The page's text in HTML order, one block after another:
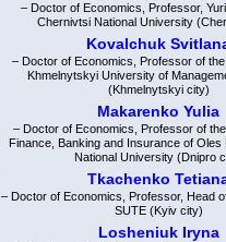
– Doctor of Economics, Professor,
Chernivtsi National University
Kovalchuk
– Doctor of Economics, Professor of
Khmelnytskyi University of
(Khmelnytskyi city)
Makarenko Yulia
– Doctor of Economics, Professor of
Finance, Banking and Insurance of Oles
National University (Dnipro
Tkachenko
– Doctor of Economics, Professor, Head
SUTE (Kyiv city)
Losheniuk Iryna